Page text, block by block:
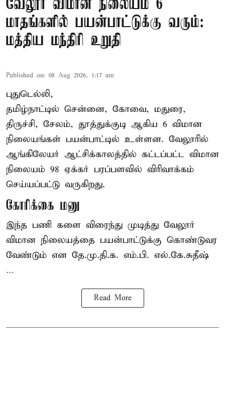
வேலூர் விமான நிலையம் 6
மாதங்களில் பயன்பாட்டுக்கு வரும்:
மத்திய மந்திரி உறுதி
Published on: 08 Aug 2026, 1:17 am
புதுடெல்லி,
தமிழ்நாட்டில் சென்னை, கோவை, மதுரை,
திருச்சி, சேலம், தூத்துக்குடி ஆகிய 6 விமான
நிலையங்கள் பயன்பாட்டில் உள்ளன. வேலூரில்
ஆங்கிலேயர் ஆட்சிக்காலத்தில் கட்டப்பட்ட விமான
நிலையம் 98 ஏக்கர் பரப்பளவில் விரிவாக்கம்
செய்யப்பட்டு வருகிறது.
கோரிக்கை மனு
இந்த பணி களை விரைந்து முடித்து வேலூர்
விமான நிலையத்தை பயன்பாட்டுக்கு கொண்டுவர
வேண்டும் என தே.மு.தி.க. எம்.பி. எல்.கே.சுதீஷ்
...
Read More